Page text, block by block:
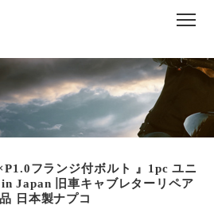
フランジ付ボルト 』1pc ユニ
Japan 旧車キャブレターリペア
日本製ナプコ